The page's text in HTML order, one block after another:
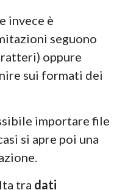
invece è
seguono
oppure
sui formati dei
importare file
si apre poi una
tra dati